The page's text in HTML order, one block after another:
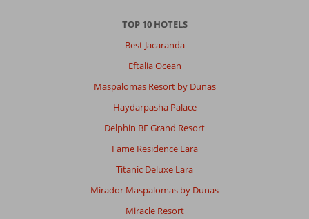
TOP 10 HOTELS
Best Jacaranda
Eftalia Ocean
Maspalomas Resort by Dunas
Haydarpasha Palace
Delphin BE Grand Resort
Fame Residence Lara
Titanic Deluxe Lara
Mirador Maspalomas by Dunas
Miracle Resort